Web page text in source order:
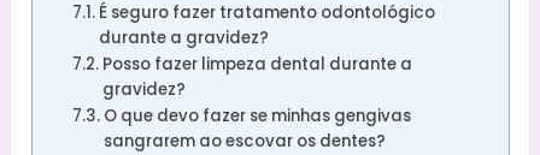
É seguro fazer tratamento odontológico
durante a gravidez?
Posso fazer limpeza dental durante a
gravidez?
O que devo fazer se minhas gengivas
sangrarem ao escovar os dentes?